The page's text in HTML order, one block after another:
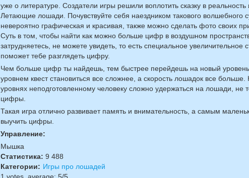
уже о литературе. Создатели игры решили воплотить сказку в реальность
Летающие лошади. Почувствуйте себя наездником такового волшебного
невероятно графическая и красивая, также можно сделать фото своих
Суть в том, чтобы найти как можно больше цифр в воздушном
затрудняетесь, не можете увидеть, то есть специальное увеличительное
поможет тебе разглядеть цифру.
Чем больше цифр ты найдешь, тем быстрее перейдешь на новый
уровнем квест становиться все сложнее, а скорость лошадок все больше.
уровнях неподготовленному человеку сложно удержаться на лошади, не
цифры.
Такая игра отлично развивает память и внимательность, а самым
выучить цифры.
Управление:
Мышка
Статистика: 9 488
Категории: Игры про лошадей